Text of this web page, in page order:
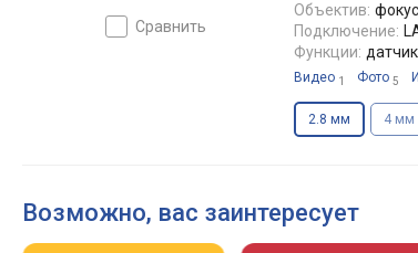
сравнить
Объектив:
Подключение:
Функции:
Видео 1 Фото 5
2.8 мм 4 мм
Возможно, вас заинтересует